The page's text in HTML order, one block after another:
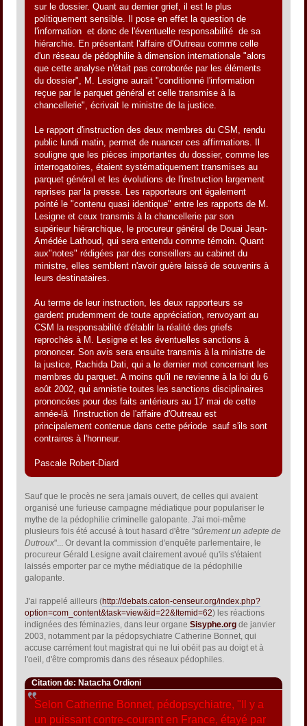
sur le dossier. Quant au dernier grief, il est le plus
politiquement sensible. Il pose en effet la question de
l'information  et donc de l'éventuelle responsabilité  de sa
hiérarchie. En présentant l'affaire d'Outreau comme celle
d'un réseau de pédophilie à dimension internationale "alors
que cette analyse n'était pas corroborée par les éléments
du dossier", M. Lesigne aurait "conditionné l'information
reçue par le parquet général et celle transmise à la
chancellerie", écrivait le ministre de la justice.
Le rapport d'instruction des deux membres du CSM, rendu
public lundi matin, permet de nuancer ces affirmations. Il
souligne que les pièces importantes du dossier, comme les
interrogatoires, étaient systématiquement transmises au
parquet général et les évolutions de l'instruction largement
reprises par la presse. Les rapporteurs ont également
pointé le "contenu quasi identique" entre les rapports de M.
Lesigne et ceux transmis à la chancellerie par son
supérieur hiérarchique, le procureur général de Douai Jean-
Amédée Lathoud, qui sera entendu comme témoin. Quant
aux"notes" rédigées par des conseillers au cabinet du
ministre, elles semblent n'avoir guère laissé de souvenirs à
leurs destinataires.
Au terme de leur instruction, les deux rapporteurs se
gardent prudemment de toute appréciation, renvoyant au
CSM la responsabilité d'établir la réalité des griefs
reprochés à M. Lesigne et les éventuelles sanctions à
prononcer. Son avis sera ensuite transmis à la ministre de
la justice, Rachida Dati, qui a le dernier mot concernant les
membres du parquet. A moins qu'il ne revienne à la loi du 6
août 2002, qui amnistie toutes les sanctions disciplinaires
prononcées pour des faits antérieurs au 17 mai de cette
année-là  l'instruction de l'affaire d'Outreau est
principalement contenue dans cette période  sauf s'ils sont
contraires à l'honneur.
Pascale Robert-Diard
Sauf que le procès ne sera jamais ouvert, de celles qui avaient
organisé une furieuse campagne médiatique pour populariser le
mythe de la pédophilie criminelle galopante. J'ai moi-même
plusieurs fois été accusé à tout hasard d'être "sûrement un adepte de
Dutroux"... Or devant la commission d'enquête parlementaire, le
procureur Gérald Lesigne avait clairement avoué qu'ils s'étaient
laissés emporter par ce mythe médiatique de la pédophilie
galopante.
J'ai rappelé ailleurs (http://debats.caton-censeur.org/index.php?
option=com_content&task=view&id=22&Itemid=62) les réactions
indignées des féminazies, dans leur organeSisyphe.org de janvier
2003, notamment par la pédopsychiatre Catherine Bonnet, qui
accuse carrément tout magistrat qui ne lui obéit pas au doigt et à
l'oeil, d'être compromis dans des réseaux pédophiles.
Citation de: Natacha Ordioni
Selon Catherine Bonnet, pédopsychiatre, "Il y a
un puissant contre-courant en France, étayé par